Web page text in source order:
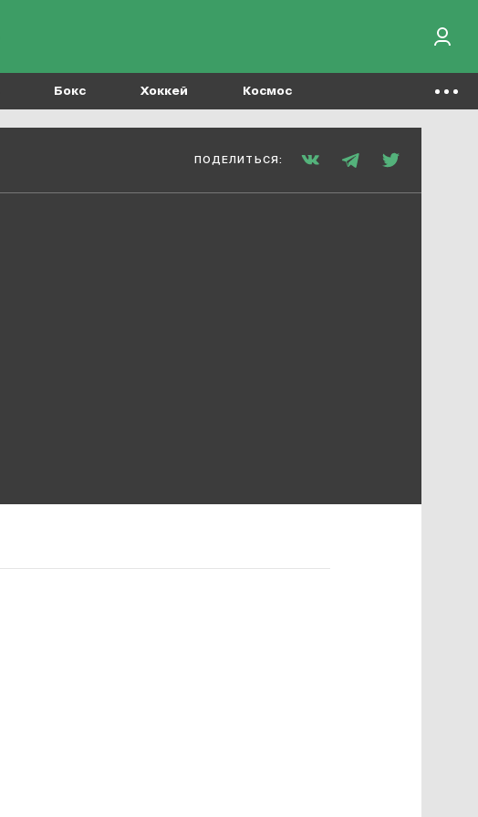
Бокс Хоккей Космос
ПОДЕЛИТЬСЯ: